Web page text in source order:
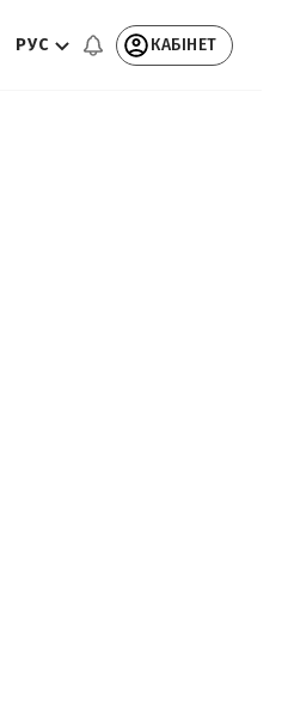
РУС КАБІНЕТ